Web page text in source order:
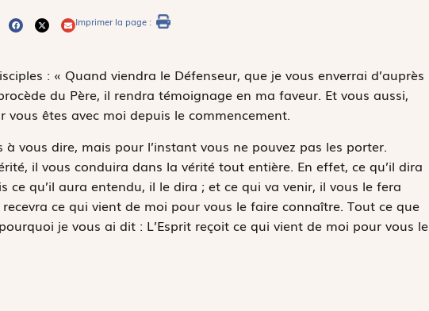
Imprimer la page :
: « Quand viendra le Défenseur, que je vous enverrai d’auprès
du Père, il rendra témoignage en ma faveur. Et vous aussi,
êtes avec moi depuis le commencement.
à vous dire, mais pour l’instant vous ne pouvez pas les porter.
il vous conduira dans la vérité tout entière. En effet, ce qu’il dira
ce qu’il aura entendu, il le dira ; et ce qui va venir, il vous le fera
ce qui vient de moi pour vous le faire connaître. Tout ce que
je vous ai dit : L’Esprit reçoit ce qui vient de moi pour vous le